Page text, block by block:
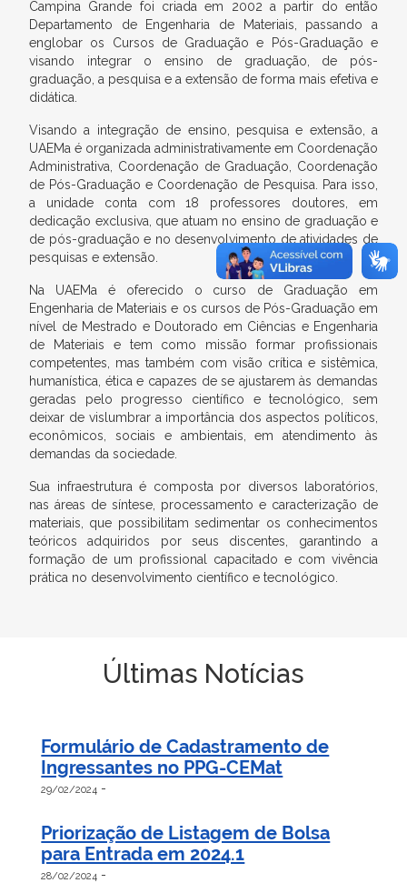
Campina Grande foi criada em 2002 a partir do então
Departamento de Engenharia de Materiais, passando a
englobar os Cursos de Graduação e Pós-Graduação e
visando integrar o ensino de graduação, de pós-
graduação, a pesquisa e a extensão de forma mais efetiva e
didática.
Visando a integração de ensino, pesquisa e extensão, a
UAEMa é organizada administrativamente em Coordenação
Administrativa, Coordenação de Graduação, Coordenação
de Pós-Graduação e Coordenação de Pesquisa. Para isso,
a unidade conta com 18 professores doutores, em
dedicação exclusiva, que atuam no ensino de graduação e
de pós-graduação e no desenvolvimento de atividades de
pesquisas e extensão.
Na UAEMa é oferecido o curso de Graduação em
Engenharia de Materiais e os cursos de Pós-Graduação em
nível de Mestrado e Doutorado em Ciências e Engenharia
de Materiais e tem como missão formar profissionais
competentes, mas também com visão crítica e sistêmica,
humanística, ética e capazes de se ajustarem às demandas
geradas pelo progresso científico e tecnológico, sem
deixar de vislumbrar a importância dos aspectos políticos,
econômicos, sociais e ambientais, em atendimento às
demandas da sociedade.
Sua infraestrutura é composta por diversos laboratórios,
nas áreas de síntese, processamento e caracterização de
materiais, que possibilitam sedimentar os conhecimentos
teóricos adquiridos por seus discentes, garantindo a
formação de um profissional capacitado e com vivência
prática no desenvolvimento científico e tecnológico.
Últimas Notícias
Formulário de Cadastramento de
Ingressantes no PPG-CEMat
29/02/2024 -
Priorização de Listagem de Bolsa
para Entrada em 2024.1
28/02/2024 -